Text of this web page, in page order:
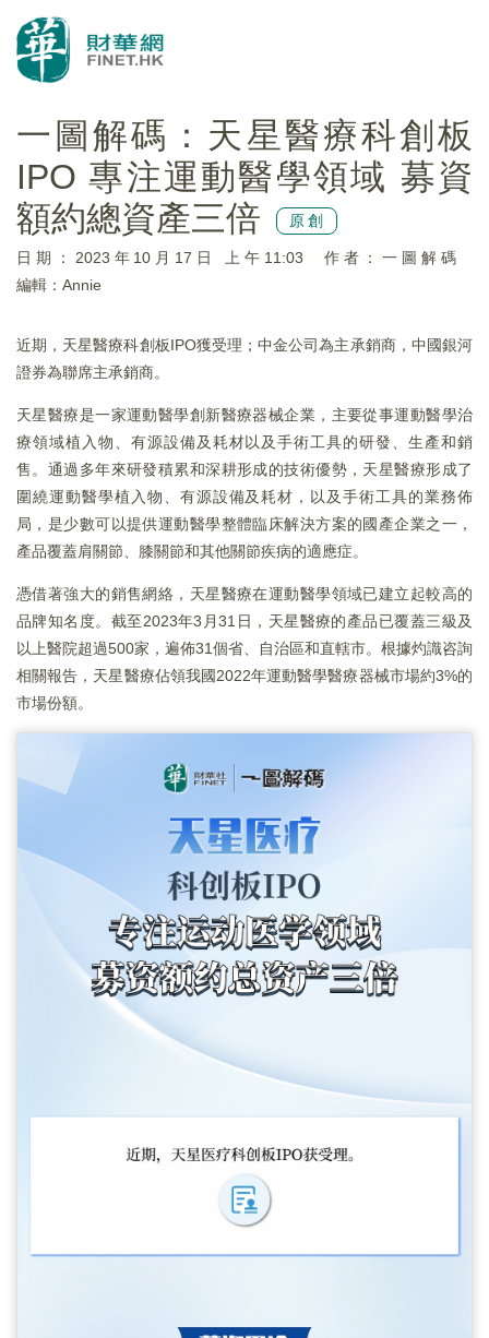
一圖解碼：天星醫療科創板
IPO 專注運動醫學領域 募資
額約總資產三倍
原創
日期：2023年10月17日 上午11:03
作者：一圖解碼
編輯：Annie
近期，天星醫療科創板IPO獲受理；中金公司為主承銷商，中國銀河
證券為聯席主承銷商。
天星醫療是一家運動醫學創新醫療器械企業，主要從事運動醫學治
療領域植入物、有源設備及耗材以及手術工具的研發、生產和銷
售。通過多年來研發積累和深耕形成的技術優勢，天星醫療形成了
圍繞運動醫學植入物、有源設備及耗材，以及手術工具的業務佈
局，是少數可以提供運動醫學整體臨床解決方案的國產企業之一，
產品覆蓋肩關節、膝關節和其他關節疾病的適應症。
憑借著強大的銷售網絡，天星醫療在運動醫學領域已建立起較高的
品牌知名度。截至2023年3月31日，天星醫療的產品已覆蓋三級及
以上醫院超過500家，遍佈31個省、自治區和直轄市。根據灼識咨詢
相關報告，天星醫療佔領我國2022年運動醫學醫療器械市場約3%的
市場份額。